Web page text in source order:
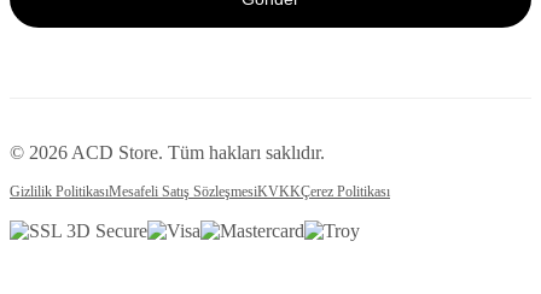
© 2026 ACD Store. Tüm hakları saklıdır.
Gizlilik PolitikasıMesafeli Satış SözleşmesiKVKKÇerez Politikası